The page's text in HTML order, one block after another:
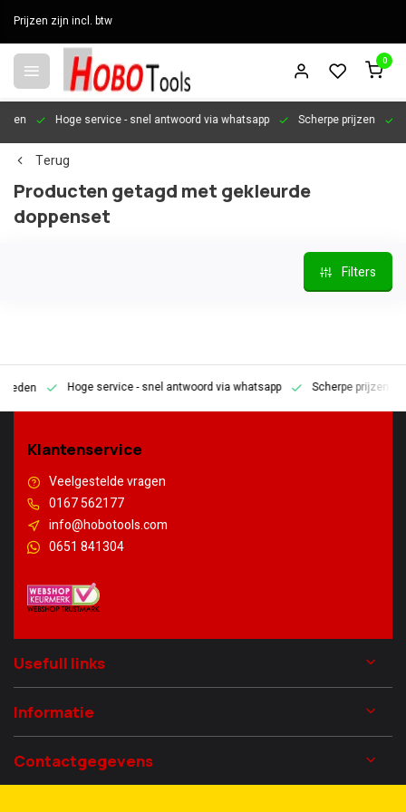
Prijzen zijn incl. btw
0
Hoge service- snel antwoord via whatsapp Scherpe prijzen
Terug
Producten getagd met gekleurde
doppenset
Filters
Hoge service- snel antwoord via whatsapp Scherpe prijzen
Klantenservice
Veelgestelde vragen
0167 562177
info@hobotools.com
0651 841304
Usefull links
Informatie
Contactgegevens